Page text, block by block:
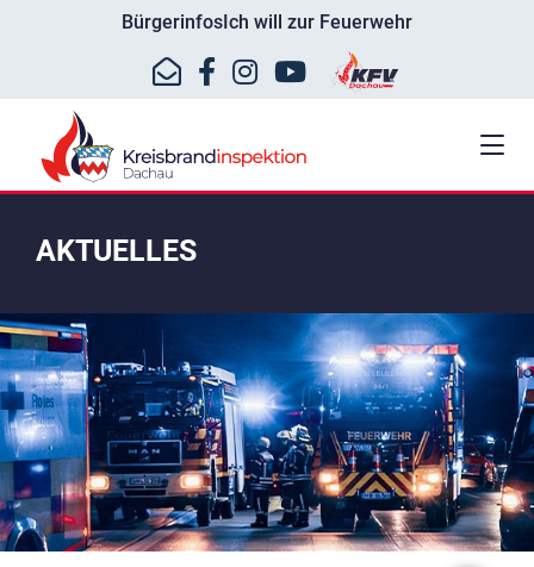
BürgerinfosIch will zur Feuerwehr
AKTUELLES